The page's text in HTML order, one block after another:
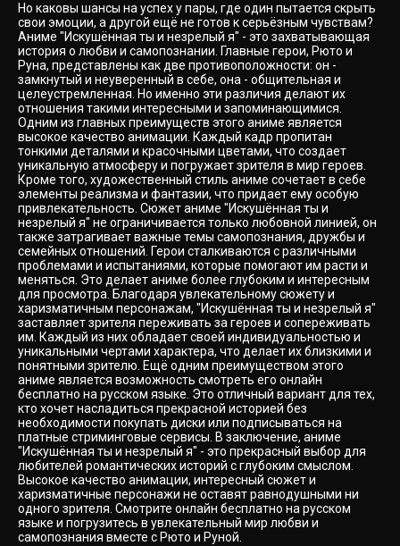
Но каковы шансы на успех у пары, где один пытается скрыть
свои эмоции, а другой ещё не готов к серьёзным чувствам?
Аниме "Искушённая ты и незрелый я" - это захватывающая
история о любви и самопознании. Главные герои, Рюто и
Руна, представлены как две противоположности: он -
замкнутый и неуверенный в себе, она - общительная и
целеустремленная. Но именно эти различия делают их
отношения такими интересными и запоминающимися.
Одним из главных преимуществ этого аниме является
высокое качество анимации. Каждый кадр пропитан
тонкими деталями и красочными цветами, что создает
уникальную атмосферу и погружает зрителя в мир героев.
Кроме того, художественный стиль аниме сочетает в себе
элементы реализма и фантазии, что придает ему особую
привлекательность. Сюжет аниме "Искушённая ты и
незрелый я" не ограничивается только любовной линией, он
также затрагивает важные темы самопознания, дружбы и
семейных отношений. Герои сталкиваются с различными
проблемами и испытаниями, которые помогают им расти и
меняться. Это делает аниме более глубоким и интересным
для просмотра. Благодаря увлекательному сюжету и
харизматичным персонажам, "Искушённая ты и незрелый я"
заставляет зрителя переживать за героев и сопереживать
им. Каждый из них обладает своей индивидуальностью и
уникальными чертами характера, что делает их близкими и
понятными зрителю. Ещё одним преимуществом этого
аниме является возможность смотреть его онлайн
бесплатно на русском языке. Это отличный вариант для тех,
кто хочет насладиться прекрасной историей без
необходимости покупать диски или подписываться на
платные стриминговые сервисы. В заключение, аниме
"Искушённая ты и незрелый я" - это прекрасный выбор для
любителей романтических историй с глубоким смыслом.
Высокое качество анимации, интересный сюжет и
харизматичные персонажи не оставят равнодушными ни
одного зрителя. Смотрите онлайн бесплатно на русском
языке и погрузитесь в увлекательный мир любви и
самопознания вместе с Рюто и Руной.